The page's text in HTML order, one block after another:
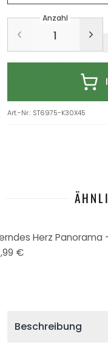
Anzahl
Art.-Nr.: ST6975-K30X45
€
Beschreibung